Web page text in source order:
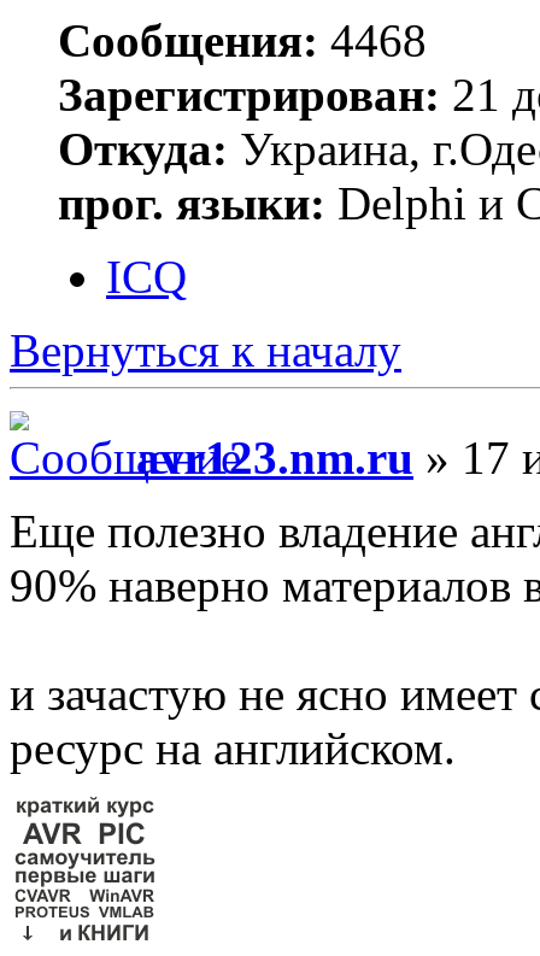
Сообщения: 4468
Зарегистрирован: 21
Откуда: Украина,
прог. языки: Delphi и
ICQ
Вернуться к началу
avr123.nm.ru » 17
Еще полезно владение
90% наверно материалов
и зачастую не ясно имеет
ресурс на английском.